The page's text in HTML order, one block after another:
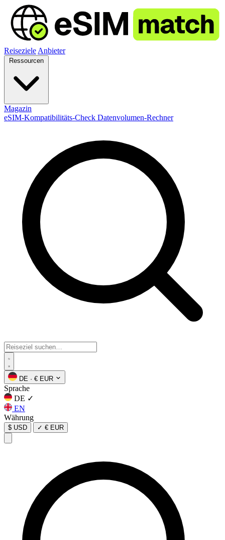
Reiseziele Anbieter
Magazin
eSIM-Kompatibilitäts-Check Datenvolumen-Rechner
DE · € EUR
Sprache
DE ✓
EN
Währung
$ USD ✓ € EUR